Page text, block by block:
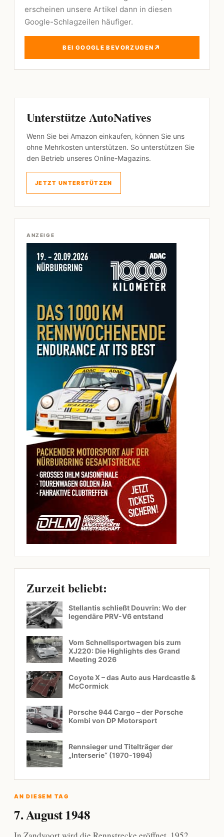
erscheinen unsere Artikel dann in diesen
Google-Schlagzeilen häufiger.
BEI GOOGLE BEVORZUGEN ↗
Unterstütze AutoNatives
Wenn Sie bei Amazon einkaufen, können Sie uns
ohne Mehrkosten unterstützen. So unterstützen Sie
den Betrieb unseres Online-Magazins.
JETZT UNTERSTÜTZEN
ANZEIGE
Zurzeit beliebt:
Stellantis schließt Douvrin: Wo der
legendäre PRV-V6 entstand
Vom Schnellsportwagen bis zum
XJ220: Die Highlights des Grand
Meeting 2026
Coyote X – das Auto aus Hardcastle &
McCormick
Porsche 944 Cargo – der Porsche
Kombi von DP Motorsport
Rennsieger und Titelträger der
„Interserie“ (1970-1994)
AN DIESEM TAG
7. August 1948